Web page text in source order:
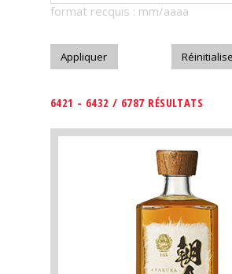
Télécharger
format recquis : mm/aaaa
6421 - 6432 / 6787 RÉSULTATS